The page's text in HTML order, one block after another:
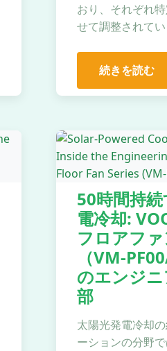
おり、それぞれ
せて調整されて
続きを読む
50時間持
電冷却:
フロアフ
（VM-
のエンジ
部
太陽光発電冷却
ーションの分野